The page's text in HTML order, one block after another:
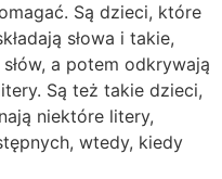
Są dzieci, które
słowa i takie,
a potem odkrywają
Są też takie dzieci,
niektóre litery,
wtedy, kiedy